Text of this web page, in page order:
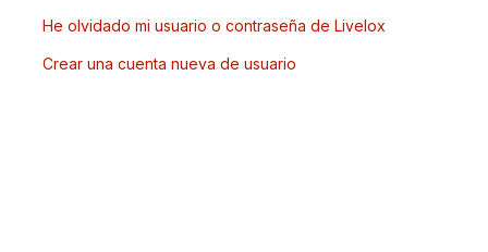
He olvidado mi usuario o contraseña de Livelox
Crear una cuenta nueva de usuario